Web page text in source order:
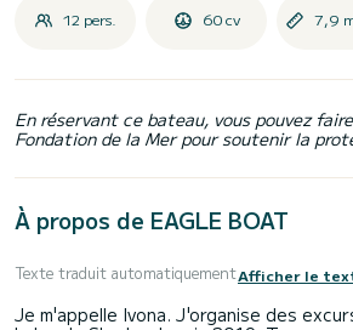
12 pers. 60 cv 7,9
En réservant ce bateau, vous pouvez
Fondation de la Mer pour soutenir la
À propos de EAGLE BOAT
Texte traduit automatiquementAfficher le
Je m'appelle Ivona. J'organise des